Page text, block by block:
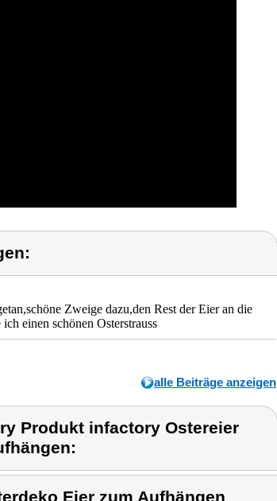
Zweige dazu,den Rest der Eier an die
einen schönen Osterstrauss
alle Beiträge anzeigen
Produkt infactory Ostereier
Eier zum Aufhängen